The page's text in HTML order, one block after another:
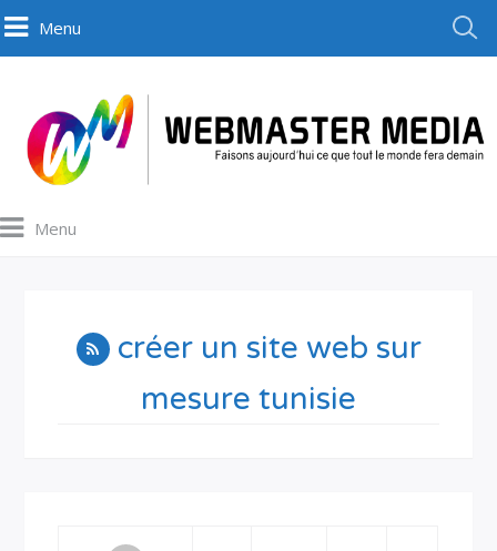
Menu
Menu
créer un site web sur
mesure tunisie